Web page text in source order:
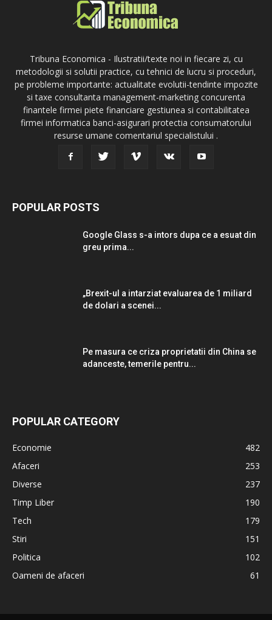
Tribuna Economica - Ilustratii/texte noi in fiecare zi, cu
metodologii si solutii practice, cu tehnici de lucru si proceduri,
pe probleme importante: actualitate evolutii-tendinte impozite
si taxe consultanta management-marketing concurenta
finantele firmei piete financiare gestiunea si contabilitatea
firmei informatica banci-asigurari protectia consumatorului
resurse umane comentariul specialistului .
POPULAR POSTS
Google Glass s-a intors dupa ce a esuat din
greu prima...
„Brexit-ul a intarziat evaluarea de 1 miliard
de dolari a scenei...
Pe masura ce criza proprietatii din China se
adanceste, temerile pentru...
POPULAR CATEGORY
Economie
482
Afaceri
253
Diverse
237
Timp Liber
190
Tech
179
Stiri
151
Politica
102
Oameni de afaceri
61